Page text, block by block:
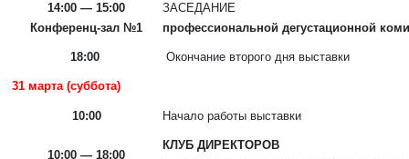
14:00 — 15:00
Конференц-зал №1
ЗАСЕДАНИЕ
профессиональной дегустационной
18:00 Окончание второго дня выставки
31 марта (суббота)
10:00 Начало работы выставки
10:00 — 18:00
КЛУБ ДИРЕКТОРОВ